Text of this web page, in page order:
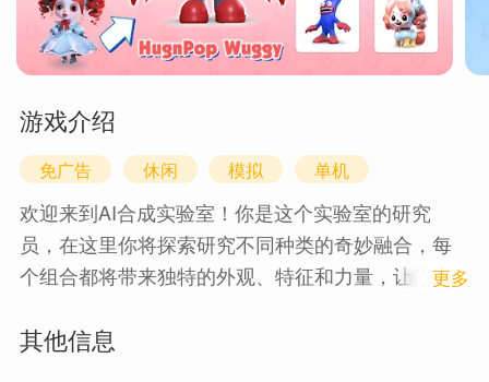
游戏介绍
免广告 休闲 模拟 单机
欢迎来到AI合成实验室！你是这个实验室的研究
员，在这里你将探索研究不同种类的奇妙融合，每
个组合都将带来独特的外观、特征和力量，让你大
【游戏特色】
1 更多
其他信息